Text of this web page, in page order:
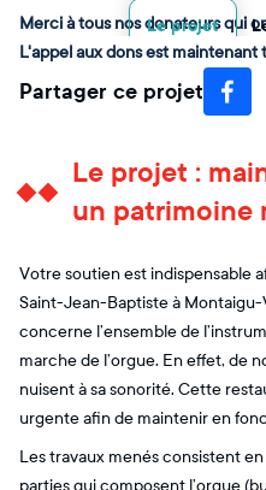
Le projet
Merci à tous nos donateurs qui
L'appel aux dons est maintenant
Partager ce projet
Le projet :
un patrimoine
Votre soutien est indispensable
Saint-Jean-Baptiste à
concerne l’ensemble de
marche de l’orgue. En effet, de
nuisent à sa sonorité. Cette
urgente afin de maintenir en
Les travaux menés consistent
parties qui composent l’orgue